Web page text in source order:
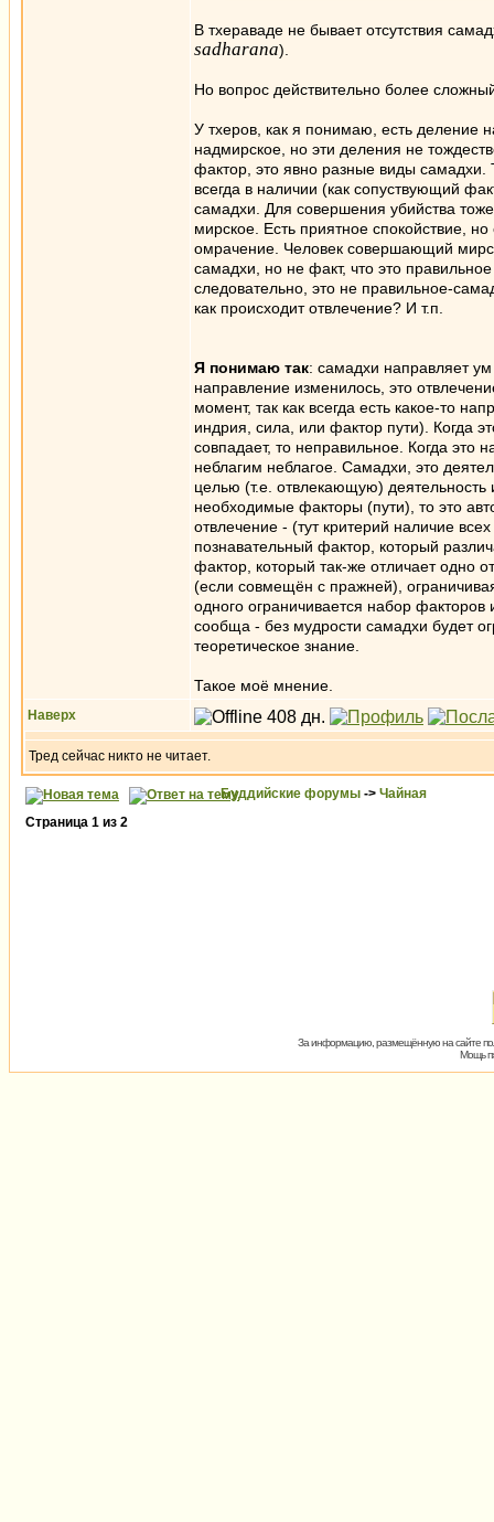
В тхераваде не бывает отсутствия
sadharana).
Но вопрос действительно более
У тхеров, как я понимаю, есть деление
надмирское, но эти деления не
фактор, это явно разные виды самадхи.
всегда в наличии (как сопуствующий
самадхи. Для совершения убийства
мирское. Есть приятное спокойствие,
омрачение. Человек совершающий
самадхи, но не факт, что это
следовательно, это не правильное-
как происходит отвлечение? И т.п.
Я понимаю так: самадхи направляет
направление изменилось, это
момент, так как всегда есть какое-то
индрия, сила, или фактор пути). Когда
совпадает, то неправильное. Когда это
неблагим неблагое. Самадхи, это
целью (т.е. отвлекающую)
необходимые факторы (пути), то это
отвлечение - (тут критерий наличие
познавательный фактор, который
фактор, который так-же отличает одно
(если совмещён с пражней),
одного ограничивается набор факторов
сообща - без мудрости самадхи будет
теоретическое знание.
Такое моё мнение.
Наверх
Тред сейчас никто не читает.
Буддийские форумы -> Чайная
Страница 1 из 2
За информацию, размещённую на сайте
Мощь